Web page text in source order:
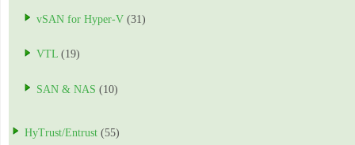
vSAN for Hyper-V (31)
VTL (19)
SAN & NAS (10)
HyTrust/Entrust (55)